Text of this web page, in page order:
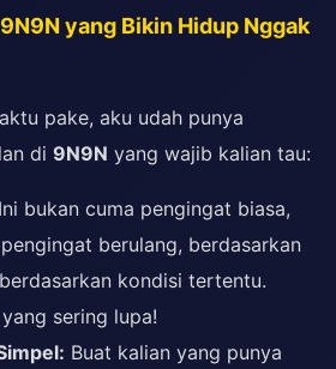
yang Bikin Hidup Nggak
pake, aku udah punya
di 9N9N yang wajib kalian tau:
Ini bukan cuma pengingat biasa,
berulang, berdasarkan
kondisi tertentu.
sering lupa!
Buat kalian yang punya